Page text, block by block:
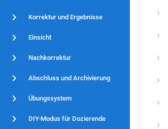
Korrektur und Ergebnisse
Einsicht
Nachkorrektur
Abschluss und Archivierung
Übungssystem
DIY-Modus für Dozierende